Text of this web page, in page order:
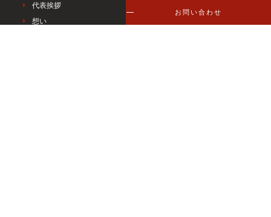
お問い合わせ
代表挨拶
想い